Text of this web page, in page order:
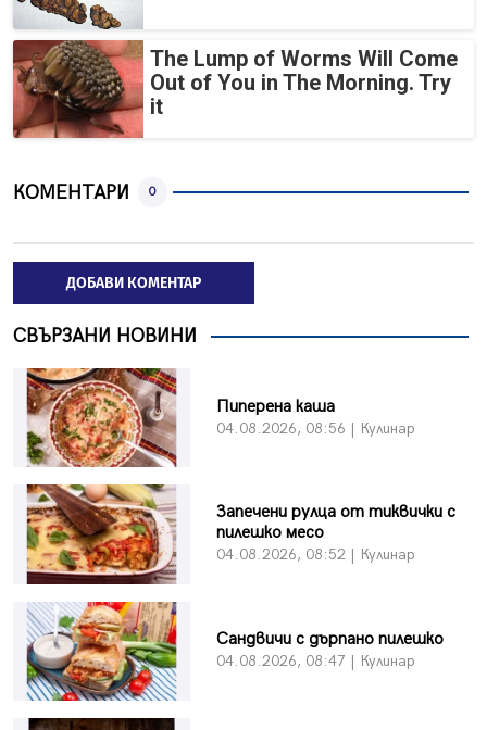
The Lump of Worms Will Come
Out of You in The Morning. Try
it
КОМЕНТАРИ 0
ДОБАВИ КОМЕНТАР
СВЪРЗАНИ НОВИНИ
Пиперена каша
04.08.2026, 08:56 | Кулинар
Запечени рулца от тиквички с
пилешко месо
04.08.2026, 08:52 | Кулинар
Сандвичи с дърпано пилешко
04.08.2026, 08:47 | Кулинар